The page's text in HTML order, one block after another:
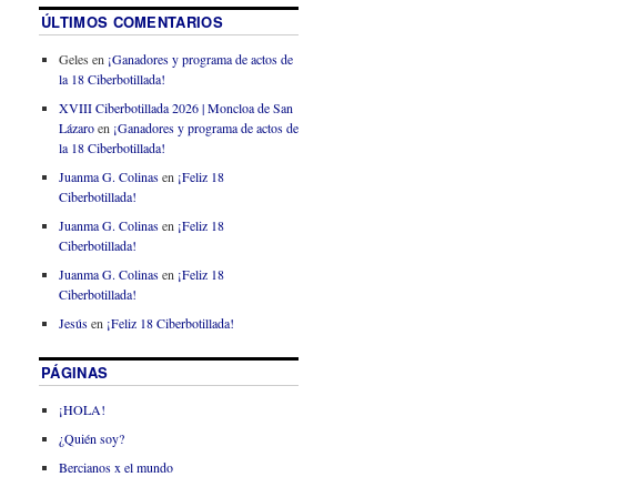
ÚLTIMOS COMENTARIOS
Geles en ¡Ganadores y programa de actos de
la 18 Ciberbotillada!
XVIII Ciberbotillada 2026 | Moncloa de San
Lázaroen ¡Ganadores y programa de actos de
la 18 Ciberbotillada!
Juanma G. Colinasen ¡Feliz 18
Ciberbotillada!
Juanma G. Colinasen ¡Feliz 18
Ciberbotillada!
Juanma G. Colinasen ¡Feliz 18
Ciberbotillada!
Jesúsen ¡Feliz 18 Ciberbotillada!
PÁGINAS
¡HOLA!
¿Quién soy?
Bercianos x el mundo